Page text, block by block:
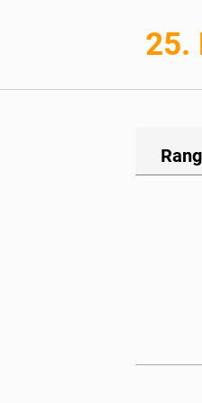
25.
Rang